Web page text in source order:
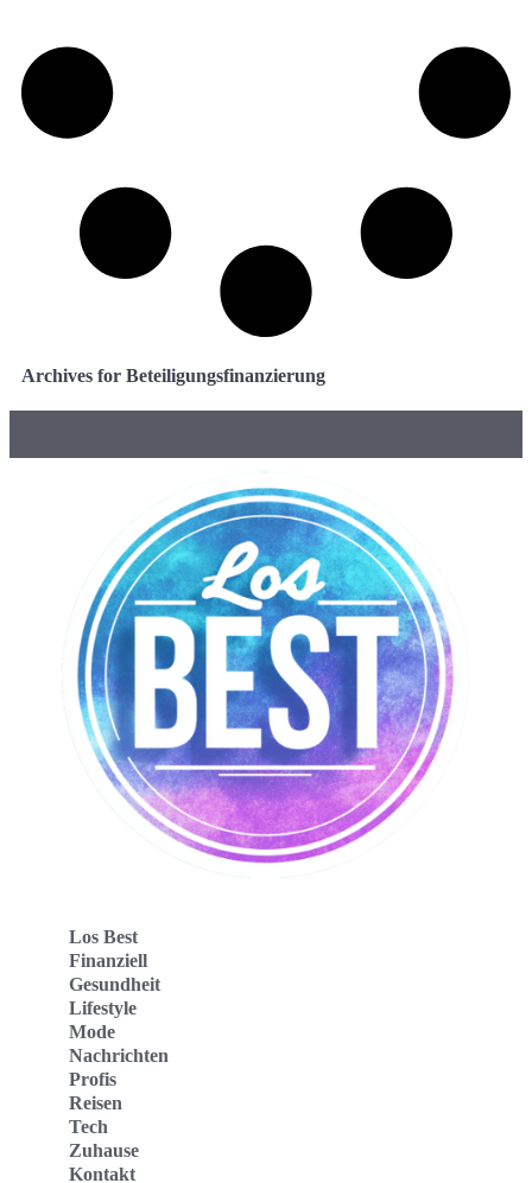
Archives for Beteiligungsfinanzierung
Los Best
Finanziell
Gesundheit
Lifestyle
Mode
Nachrichten
Profis
Reisen
Tech
Zuhause
Kontakt